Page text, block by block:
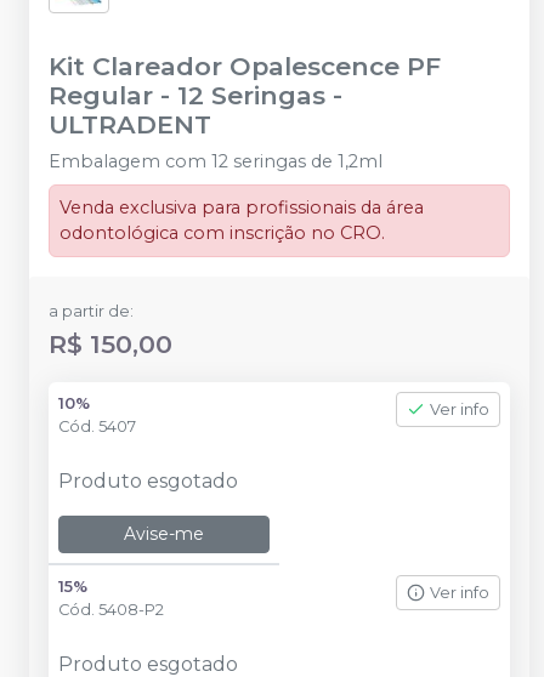
Kit Clareador Opalescence PF
Regular - 12 Seringas -
ULTRADENT
Embalagem com 12 seringas de 1,2ml
Venda exclusiva para profissionais da área
odontológica com inscrição no CRO.
a partir de:
R$ 150,00
10%
Cód. 5407
Ver info
Produto esgotado
Avise-me
15%
Cód. 5408-P2
Ver info
Produto esgotado